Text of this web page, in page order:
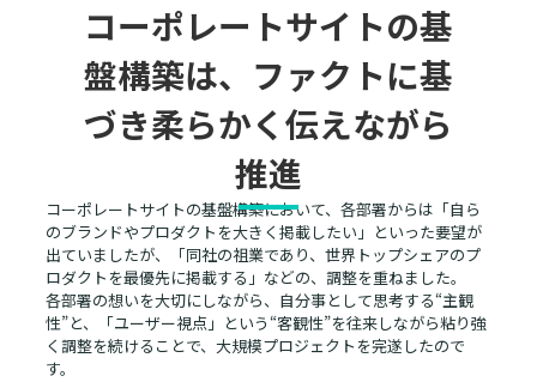
コーポレートサイトの基
盤構築は、ファクトに基
づき柔らかく伝えながら
推進
コーポレートサイトの基盤構築において、各部署からは「自ら
のブランドやプロダクトを大きく掲載したい」といった要望が
出ていましたが、「同社の祖業であり、世界トップシェアのプ
ロダクトを最優先に掲載する」などの、調整を重ねました。
各部署の想いを大切にしながら、自分事として思考する“主観
性”と、「ユーザー視点」という“客観性”を往来しながら粘り強
く調整を続けることで、大規模プロジェクトを完遂したので
す。